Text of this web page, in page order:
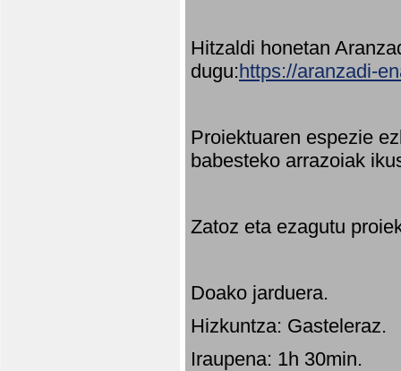
Hitzaldi honetan
dugu:https://aranzadi-
Proiektuaren espezie
babesteko arrazoiak
Zatoz eta ezagutu
Doako jarduera.
Hizkuntza: Gasteleraz.
Iraupena: 1h 30min.